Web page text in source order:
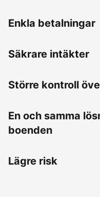
Enkla betalningar
Säkrare intäkter
Större kontroll
En och samma
boenden
Lägre risk